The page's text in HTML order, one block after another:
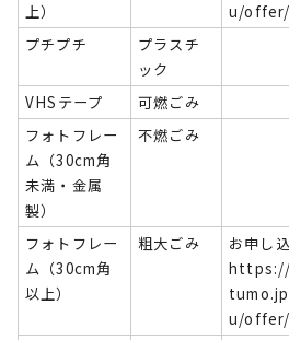
上）
u/
プチプチ
プラスチ
ック
VHSテープ
可燃ごみ
フォトフレー
ム（30cm角
未満・金属
製）
不燃ごみ
フォトフレー
ム（30cm角
以上）
粗大ごみ
お申し
u/